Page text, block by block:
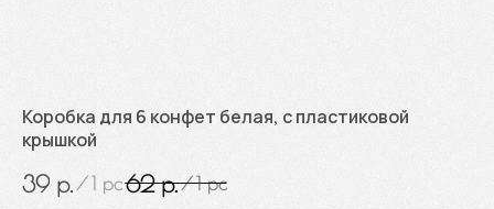
Коробка для 6 конфет белая, с пластиковой
крышкой
39 р. /1 pc62 р./1 pc